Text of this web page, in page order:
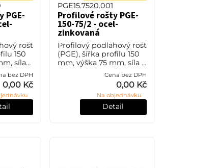
PGE-
rošt
150
síla
ČSN
bez DPH
0,00 Kč
PGE15.7520.001
Profilové rošty PGE-
150-75/2 - ocel-
zinkovaná
Profilový podlahový rošt
(PGE), šířka profilu 150
mm, výška 75 mm, síla 2
mm, ocel S235JR (ST37.2
nebo také ČSN 11373) v
povrchové úpravě
žárovým zink
Cena bez DPH
0,00 Kč
Na objednávku
Detail